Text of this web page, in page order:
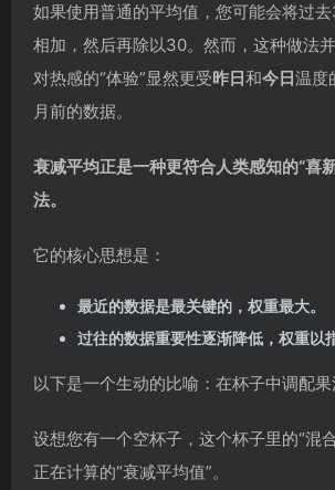
如果使用普通的平均值，您可能会将过
相加，然后再除以30。然而，这种做法
对热感的“体验”显然更受昨日和今日温度
月前的数据。
衰减平均正是一种更符合人类感知的“喜
法。
它的核心思想是：
最近的数据是最关键的，权重最大。
过往的数据重要性逐渐降低，权重以
以下是一个生动的比喻：在杯子中调配果
设想您有一个空杯子，这个杯子里的“混
正在计算的“衰减平均值”。